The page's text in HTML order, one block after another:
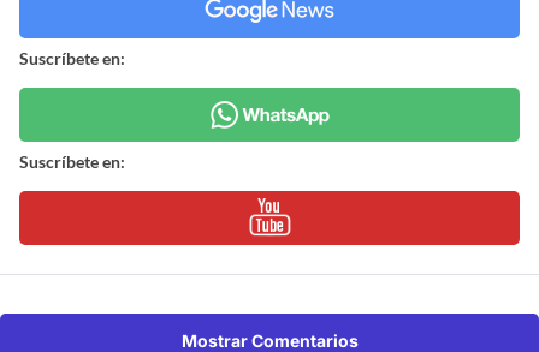
Suscríbete en:
Suscríbete en:
Mostrar Comentarios